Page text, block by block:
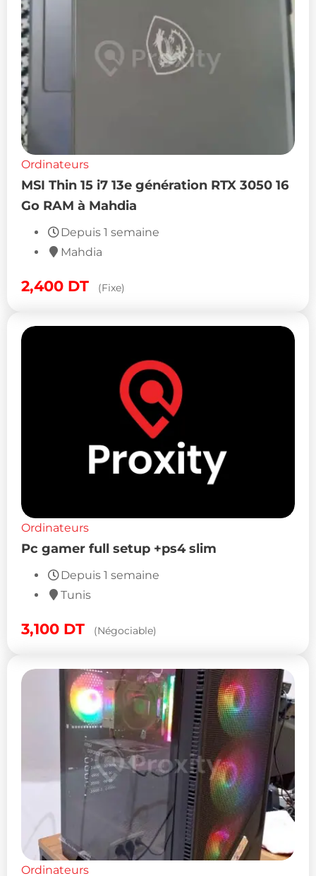
Ordinateurs
MSI Thin 15 i7 13e génération RTX 3050 16
Go RAM à Mahdia
Depuis 1 semaine
Mahdia
2,400 DT (Fixe)
Ordinateurs
Pc gamer full setup +ps4 slim
Depuis 1 semaine
Tunis
3,100 DT (Négociable)
Ordinateurs